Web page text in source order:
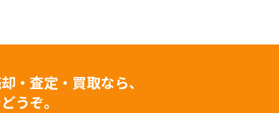
・査定・買取なら、
うぞ。